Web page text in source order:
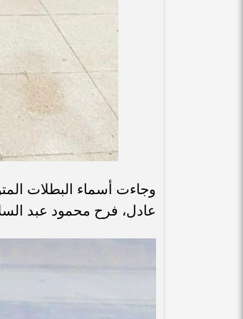
وجاءت أسماء البطلات
عادل، فرح محمود عبد